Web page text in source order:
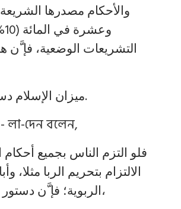
والأحكام مصدرها الشريعة
التشريعات الوضعية، فإ َّن
ميزان الإسلام دستورا كفرًّيا.
লা-দেন বলেন,
فلو التزم الناس بجميع أحكام
الالتزام بتحريم الربا مثلا،
الربوية؛ فإ َّن دستور هذه الدولة،